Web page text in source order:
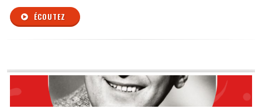
ÉCOUTEZ